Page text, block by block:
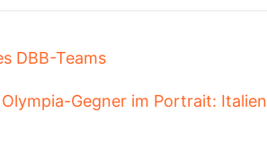
DBB-Teams
Gegner im Portrait: Italien